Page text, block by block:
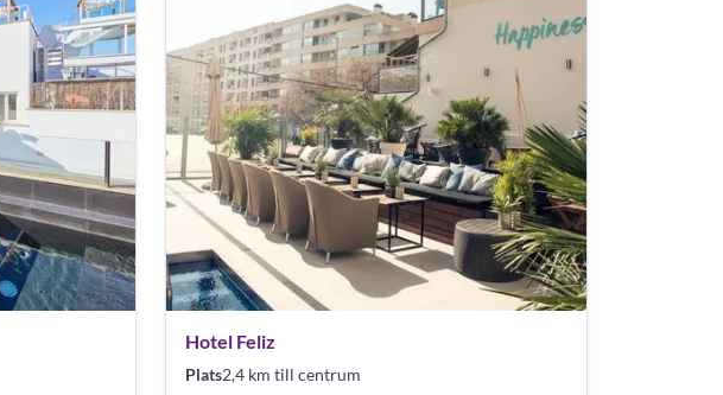
Hotel Feliz
Plats2,4 km till centrum